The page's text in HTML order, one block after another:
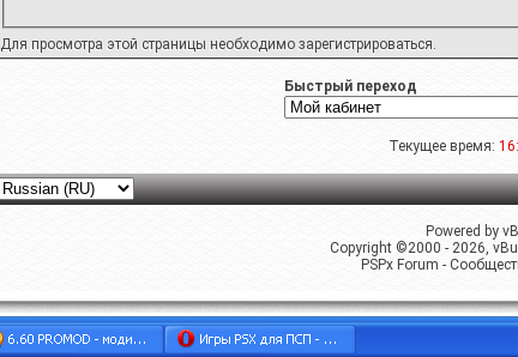
Для просмотра этой страницы необходимо зарегистрироваться.
Быстрый переход
Текущее время:
Powered by
Copyright ©2000 - 2026,
PSPx Forum -